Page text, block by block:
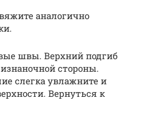
аналогично
швы. Верхний подгиб
стороны.
слегка увлажните и
Вернуться к